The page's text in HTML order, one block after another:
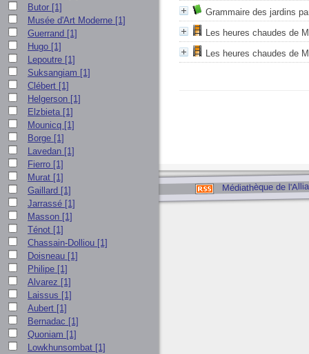
Grammaire des jardins
Les heures chaudes de
Les heures chaudes de
Médiathèque de
Butor [1]
Musée d'Art Moderne [1]
Guerrand [1]
Hugo [1]
Lepoutre [1]
Suksangiam [1]
Clébert [1]
Helgerson [1]
Elzbieta [1]
Mounicq [1]
Borge [1]
Lavedan [1]
Fierro [1]
Murat [1]
Gaillard [1]
Jarrassé [1]
Masson [1]
Ténot [1]
Chassain-Dolliou [1]
Doisneau [1]
Philipe [1]
Alvarez [1]
Laissus [1]
Aubert [1]
Bernadac [1]
Quoniam [1]
Lowkhunsombat [1]